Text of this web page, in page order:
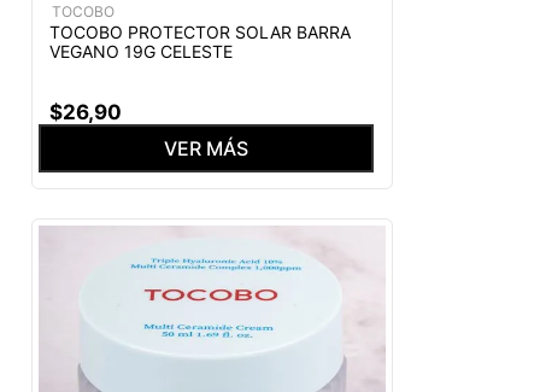
TOCOBO
TOCOBO PROTECTOR SOLAR BARRA
VEGANO 19G CELESTE
$26,90
VER MÁS